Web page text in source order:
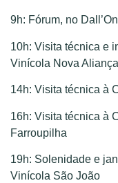
9h: Fórum, no
10h: Visita técnica e
Vinícola Nova
14h: Visita técnica à
16h: Visita técnica à
Farroupilha
19h: Solenidade e
Vinícola São João